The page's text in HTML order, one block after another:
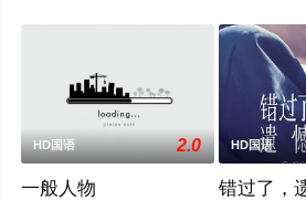
HD国语 2.0
一般人物
HD国语
错过了，